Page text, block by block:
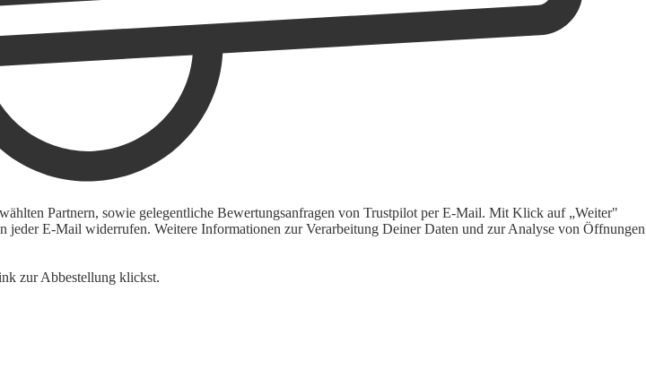
Partnern, sowie gelegentliche Bewertungsanfragen von Trustpilot per E-Mail. Mit Klick auf „Weiter"
E-Mail widerrufen. Weitere Informationen zur Verarbeitung Deiner Daten und zur Analyse von Öffnungen
zur Abbestellung klickst.